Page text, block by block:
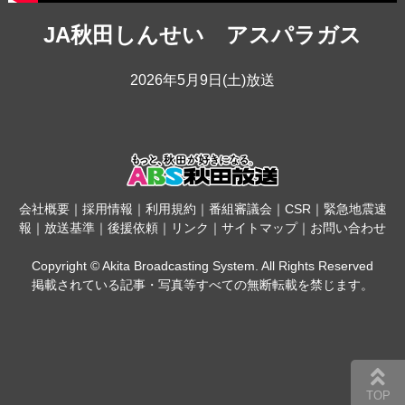
JA秋田しんせい アスパラガス
2026年5月9日(土)放送
会社概要｜ 採用情報 ｜ 利用規約 ｜ 番組審議会 ｜ CSR ｜ 緊急地震速
報 ｜ 放送基準 ｜ 後援依頼 ｜ リンク ｜ サイトマップ｜ お問い合わせ
Copyright © Akita Broadcasting System. All Rights Reserved
掲載されている記事・写真等すべての無断転載を禁じます。